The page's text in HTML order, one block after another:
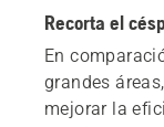
Recorta el
En
grandes
mejorar la